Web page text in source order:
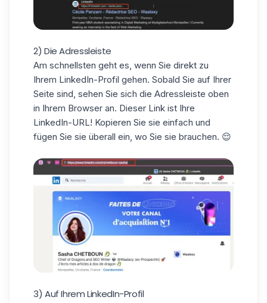
2) Die Adressleiste
Am schnellsten geht es, wenn Sie direkt zu
Ihrem LinkedIn-Profil gehen. Sobald Sie auf Ihrer
Seite sind, sehen Sie sich die Adressleiste oben
in Ihrem Browser an. Dieser Link ist Ihre
LinkedIn-URL! Kopieren Sie sie einfach und
fügen Sie sie überall ein, wo Sie sie brauchen. 😌
3) Auf Ihrem LinkedIn-Profil